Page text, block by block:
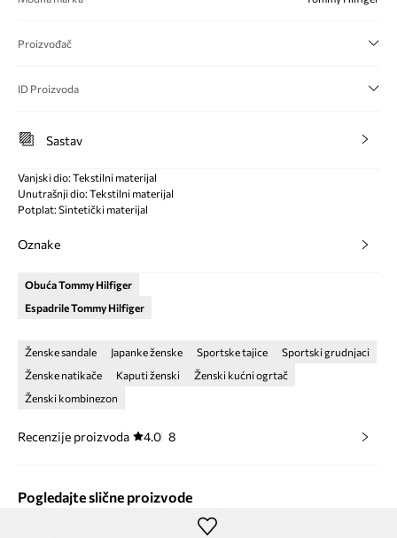
Proizvođač
ID Proizvoda
Sastav
Vanjski dio: Tekstilni materijal
Unutrašnji dio: Tekstilni materijal
Potplat: Sintetički materijal
Oznake
Obuća Tommy Hilfiger
Espadrile Tommy Hilfiger
Ženske sandale Japanke ženske Sportske tajice
Sportski grudnjaci
Ženske natikače
Kaputi ženski
Ženski kućni ogrtač
Ženski kombinezon
Recenzije proizvoda 4.0 8
Pogledajte slične proizvode